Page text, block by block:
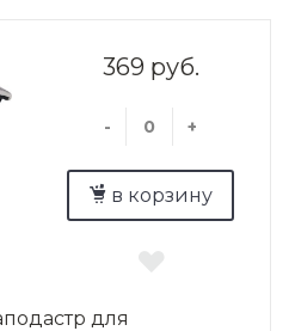
369 руб.
- +
в корзину
для